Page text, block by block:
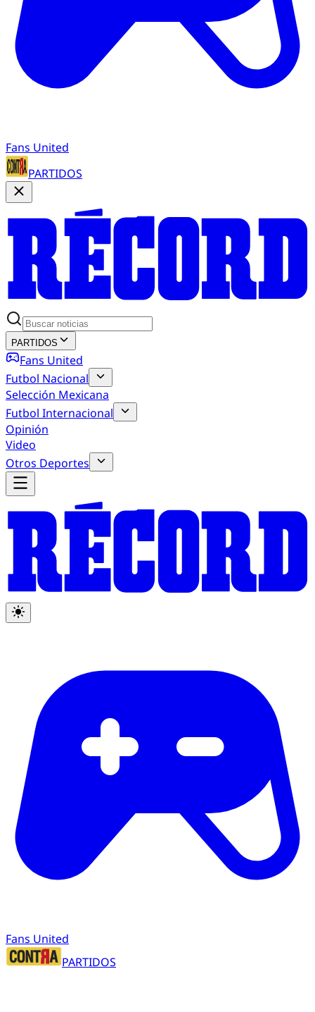
Fans United
PARTIDOS
PARTIDOS
Fans United
Futbol Nacional
Selección Mexicana
Futbol Internacional
Opinión
Video
Otros Deportes
Fans United
PARTIDOS